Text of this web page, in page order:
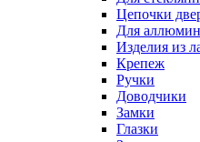
Цепочки
Для
Изделия из
Крепеж
Ручки
Доводчики
Замки
Глазки